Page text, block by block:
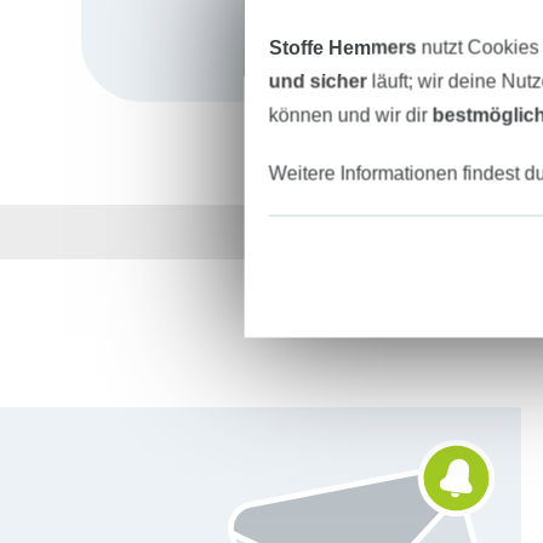
Stoffe Hemmers nutzt
und sicherläuft; wir deine
können und wir dir
Weitere Informationen findest